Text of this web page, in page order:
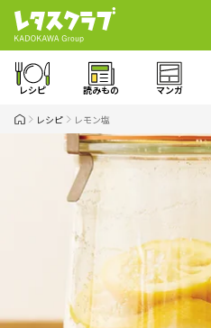
レシピ 読みもの マンガ
レシピ レモン塩